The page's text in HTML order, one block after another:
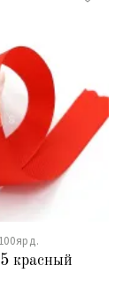
красный